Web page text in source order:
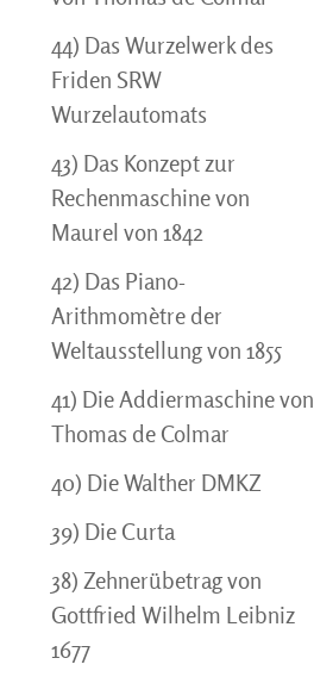
44) Das Wurzelwerk des
Friden SRW
Wurzelautomats
43) Das Konzept zur
Rechenmaschine von
Maurel von 1842
42) Das Piano-
Arithmomètre der
Weltausstellung von 1855
41) Die Addiermaschine von
Thomas de Colmar
40) Die Walther DMKZ
39) Die Curta
38) Zehnerübetrag von
Gottfried Wilhelm Leibniz
1677